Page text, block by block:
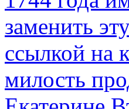
заменить
ссылкой на
милость